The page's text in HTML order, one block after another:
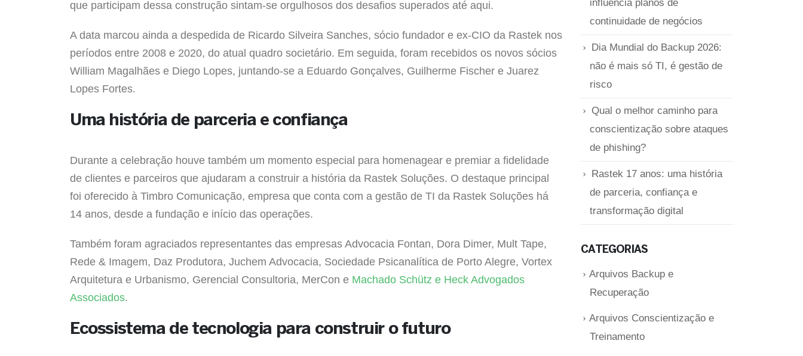
que participam dessa construção sintam-se orgulhosos dos desafios superados até aqui.
A data marcou ainda a despedida de Ricardo Silveira Sanches, sócio fundador e ex-CIO da Rastek nos
períodos entre 2008 e 2020, do atual quadro societário. Em seguida, foram recebidos os novos sócios
William Magalhães e Diego Lopes, juntando-se a Eduardo Gonçalves, Guilherme Fischer e Juarez
Lopes Fortes.
Uma história de parceria e confiança
Durante a celebração houve também um momento especial para homenagear e premiar a fidelidade
de clientes e parceiros que ajudaram a construir a história da Rastek Soluções. O destaque principal
foi oferecido à Timbro Comunicação, empresa que conta com a gestão de TI da Rastek Soluções há
14 anos, desde a fundação e início das operações.
Também foram agraciados representantes das empresas Advocacia Fontan, Dora Dimer, Mult Tape,
Rede & Imagem, Daz Produtora, Juchem Advocacia, Sociedade Psicanalítica de Porto Alegre, Vortex
Arquitetura e Urbanismo, Gerencial Consultoria, MerCon e Machado Schütz e Heck Advogados
Associados.
Ecossistema de tecnologia para construir o futuro
influencia planos de
continuidade de negócios
Dia Mundial do Backup 2026:
não é mais só TI, é gestão de
risco
Qual o melhor caminho para
conscientização sobre ataques
de phishing?
Rastek 17 anos: uma história
de parceria, confiança e
transformação digital
CATEGORIAS
Arquivos Backup e
Recuperação
Arquivos Conscientização e
Treinamento